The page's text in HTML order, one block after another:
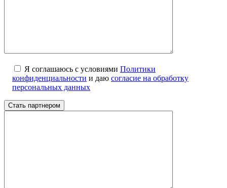
Я соглашаюсь с условиями Политики
конфиденциальности и даю согласие на обработку
персональных данных